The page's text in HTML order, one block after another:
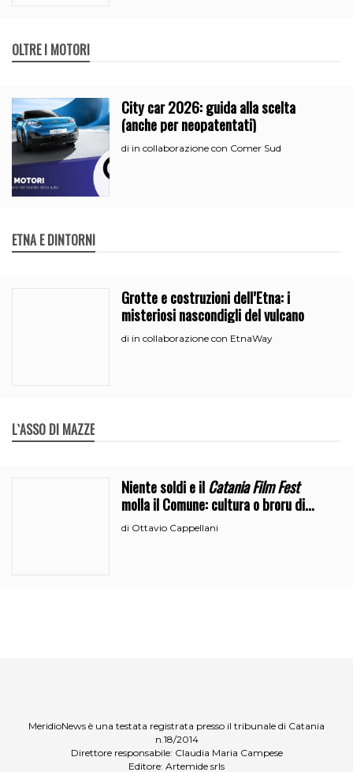
OLTRE I MOTORI
City car 2026: guida alla scelta
(anche per neopatentati)
di in collaborazione con Comer Sud
ETNA E DINTORNI
Grotte e costruzioni dell’Etna: i
misteriosi nascondigli del vulcano
di in collaborazione con EtnaWay
L`ASSO DI MAZZE
Niente soldi e ilCatania Film Fest
molla il Comune: cultura o broru di
ciciri?
di Ottavio Cappellani
MeridioNews è una testata registrata presso il tribunale di Catania
n.18/2014
Direttore responsabile: Claudia Maria Campese
Editore: Artemide srls